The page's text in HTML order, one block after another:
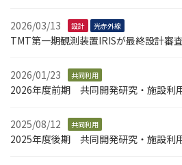
シ
ン
2026/03/13 設計 光赤外線
TMT第一期観測装置IRISが最終設計審
2026/01/23 共同利用
2026年度前期 共同開発研究・施設利
2025/08/12 共同利用
2025年度後期 共同開発研究・施設利